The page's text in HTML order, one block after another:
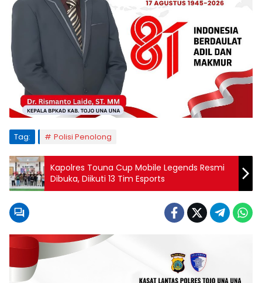
Tag: Polisi Penolong
Kapolres Touna Cup Mobile Legends Resmi
Dibuka, Diikuti 13 Tim Esports